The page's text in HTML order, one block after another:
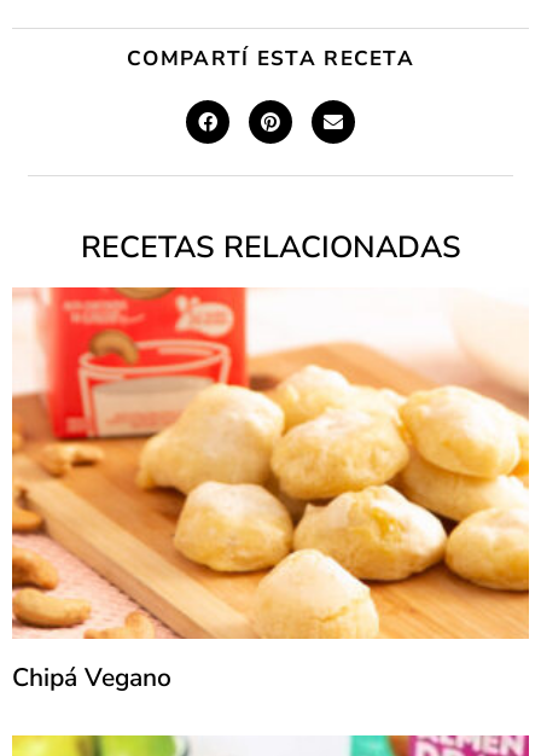
COMPARTÍ ESTA RECETA
RECETAS RELACIONADAS
Chipá Vegano